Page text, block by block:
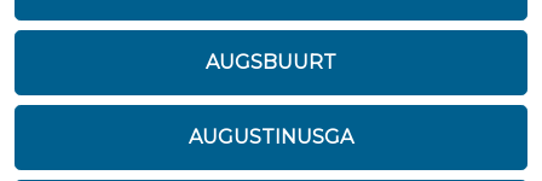
AUGSBUURT
AUGUSTINUSGA